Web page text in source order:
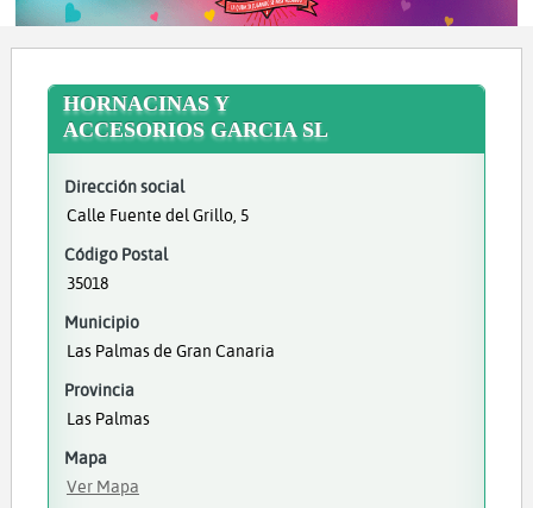
HORNACINAS Y
ACCESORIOS GARCIA SL
Dirección social
Calle Fuente del Grillo, 5
Código Postal
35018
Municipio
Las Palmas de Gran Canaria
Provincia
Las Palmas
Mapa
Ver Mapa